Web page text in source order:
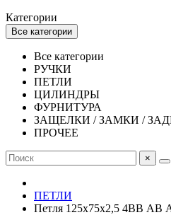
Категории
Все категории
Все категории
РУЧКИ
ПЕТЛИ
ЦИЛИНДРЫ
ФУРНИТУРА
ЗАЩЕЛКИ / ЗАМКИ /
ПРОЧЕЕ
×
ПЕТЛИ
Петля 125х75х2,5 4ВВ АВ